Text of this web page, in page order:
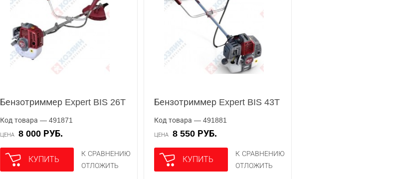
Бензотриммер Expert BIS 26T
Код товара — 491871
ЦЕНА 8 000 РУБ.
КУПИТЬ
К СРАВНЕНИЮ
ОТЛОЖИТЬ
Бензотриммер Expert BIS 43T
Код товара — 491881
ЦЕНА 8 550 РУБ.
КУПИТЬ
К СРАВНЕНИЮ
ОТЛОЖИТЬ